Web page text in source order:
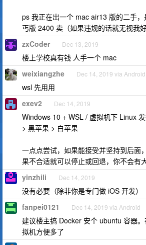
ps 我正在出一个 mac air13 版的二手
丐版 2400 卖（如果违规的话就无视我
zxCoder Dec 13, 2019
楼上学校真有钱 人手一个 mac
weixiangzhe Dec 14, 2019 via Android
wsl 先用用
exev2 Dec 14, 2019
Windows 10 + WSL / 虚拟机下 Linux
> 黑苹果 > 白苹果
一点点尝试，如果能接受并坚持到后面
果不合适就可以停止或回退，你不会有
yinzhili Dec 14, 2019
没有必要（除非你是专门做 iOS 开发）
fanpei0121 Dec 14, 2019 via Android
建议楼主搞 Docker 安个 ubuntu 容器
拟机方便多了